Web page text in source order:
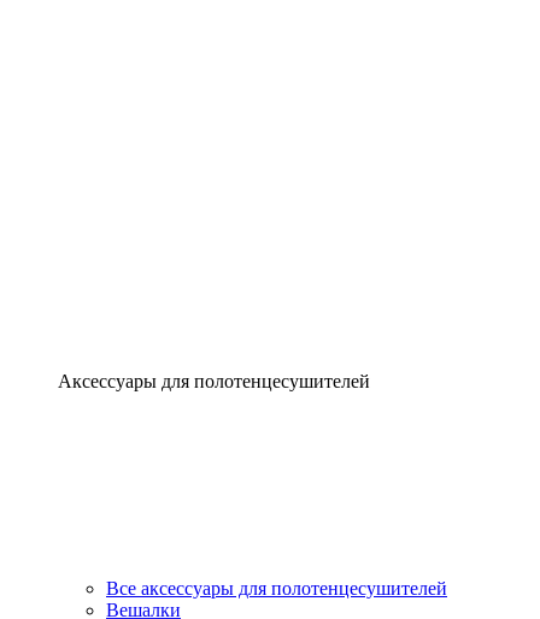
Аксессуары для полотенцесушителей
Все аксессуары для полотенцесушителей
Вешалки